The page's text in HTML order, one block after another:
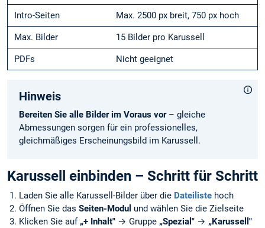
Intro-Seiten Max. 2500 px breit, 750 px hoch
Max. Bilder 15 Bilder pro Karussell
PDFs Nicht geeignet
Hinweis
Bereiten Sie alle Bilder im Voraus vor– gleiche
Abmessungen sorgen für ein professionelles,
gleichmäßiges Erscheinungsbild im Karussell.
Karussell einbinden – Schritt für Schritt
Laden Sie alle Karussell-Bilder über die Dateiliste hoch
Öffnen Sie das Seiten-Modul und wählen Sie die Zielseite
Klicken Sie auf „+ Inhalt" → Gruppe „Spezial" → „Karussell"